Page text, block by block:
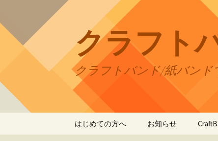
テ
キ
プ
クラフト
クラフトバンド/紙バン
はじめての方へ お知らせ